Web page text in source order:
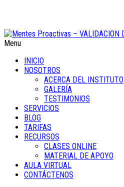
Menu
INICIO
NOSOTROS
ACERCA DEL INSTITUTO
GALERÍA
TESTIMONIOS
SERVICIOS
BLOG
TARIFAS
RECURSOS
CLASES ONLINE
MATERIAL DE APOYO
AULA VIRTUAL
CONTÁCTENOS